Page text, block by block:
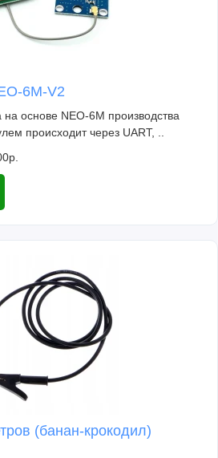
6M-V2
основе NEO-6M производства
происходит через UART, ..
(банан-крокодил)